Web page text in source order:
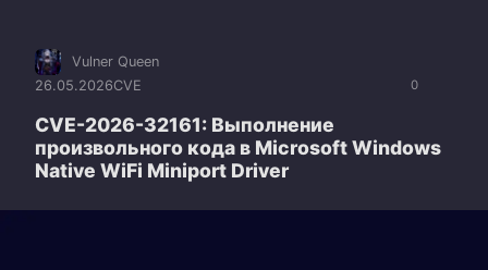
0
Vulner Queen
26.05.2026CVE
CVE-2026-32161: Выполнение
произвольного кода в Microsoft Windows
Native WiFi Miniport Driver